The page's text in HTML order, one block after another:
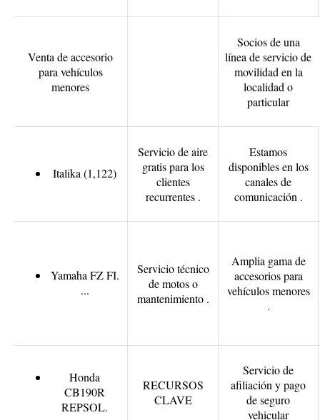
Venta de accesorio
para vehículos
menores
Socios de una
línea de servicio de
movilidad en la
localidad o
particular
Italika (1,122)
Servicio de aire
gratis para los
clientes
recurrentes .
Estamos
disponibles en los
canales de
comunicación .
Yamaha FZ FI.
...
Servicio técnico
de motos o
mantenimiento .
Amplia gama de
accesorios para
vehículos menores
.
Honda
CB190R
REPSOL.
RECURSOS
CLAVE
Servicio de
afiliación y pago
de seguro
vehicular